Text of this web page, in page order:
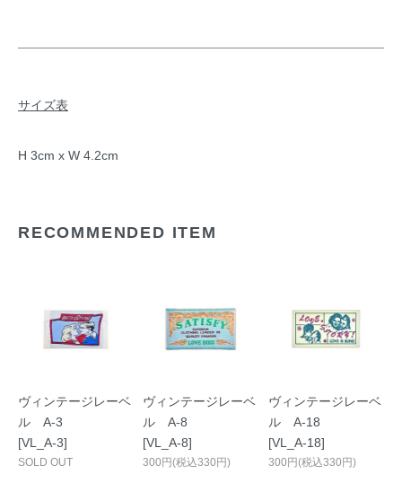
サイズ表
H 3cm x W 4.2cm
RECOMMENDED ITEM
ヴィンテージレーベ
ル A-3
[VL_A-3]
SOLD OUT
ヴィンテージレーベ
ル A-8
[VL_A-8]
300円(税込330円)
ヴィンテージレーベ
ル A-18
[VL_A-18]
300円(税込330円)